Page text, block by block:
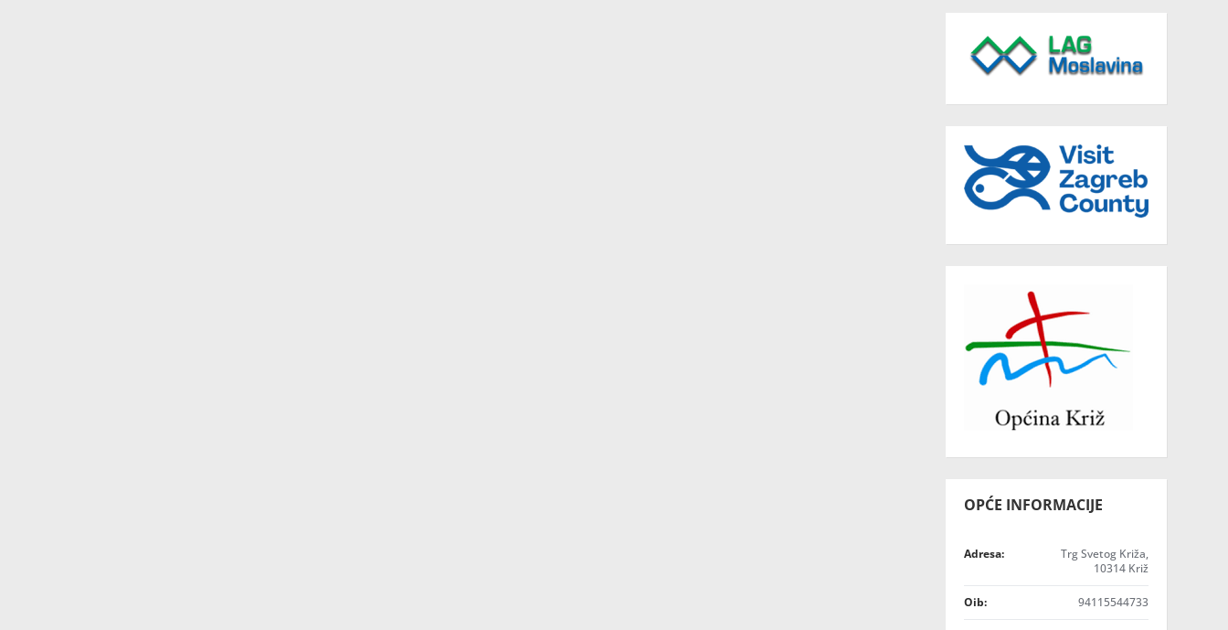
OPĆE INFORMACIJE
Adresa:
Trg Svetog Križa,
10314 Križ
Oib: 94115544733